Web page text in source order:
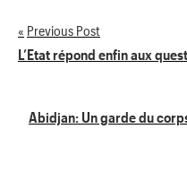
Navigation
l’article
Previous Post
L’Etat répond enfin aux
Abidjan: Un garde du